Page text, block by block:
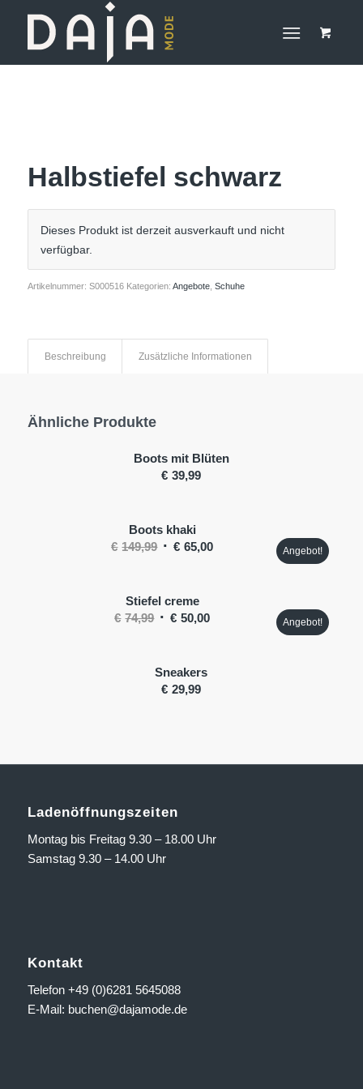
Halbstiefel schwarz
Dieses Produkt ist derzeit ausverkauft und nicht
verfügbar.
Artikelnummer: S000516 Kategorien: Angebote, Schuhe
Beschreibung Zusätzliche Informationen
Ähnliche Produkte
Boots mit Blüten
€ 39,99
Boots khaki
€ 149,99 Ursprünglicher
€149,99
€ 65,00Aktueller
Angebot!
Stiefel creme
€ 74,99 Ursprünglicher
€74,99
€ 50,00Aktueller
Angebot!
Sneakers
€ 29,99
Ladenöffnungszeiten
Montag bis Freitag 9.30 – 18.00 Uhr
Samstag 9.30 – 14.00 Uhr
Kontakt
Telefon +49 (0)6281 5645088
E-Mail: buchen@dajamode.de